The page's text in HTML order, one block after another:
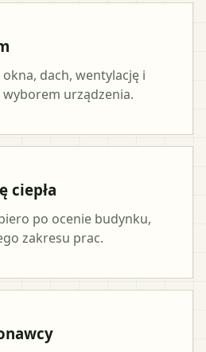
dach, wentylację i
urządzenia.
ciepła
po ocenie budynku,
zakresu prac.